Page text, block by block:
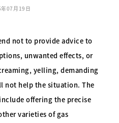
07月19日
not to provide advice to
unwanted effects, or
yelling, demanding
not help the situation. The
offering the precise
varieties of gas